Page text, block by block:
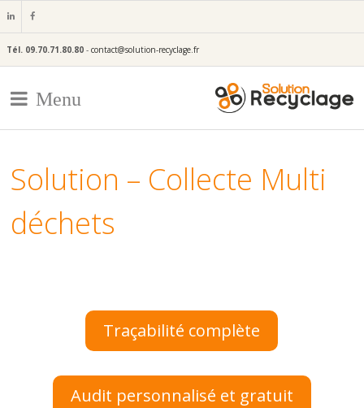
Tél. 09.70.71.80.80 - contact@solution-recyclage.fr
Menu
Solution – Collecte Multi
déchets
Traçabilité complète
Audit personnalisé et gratuit